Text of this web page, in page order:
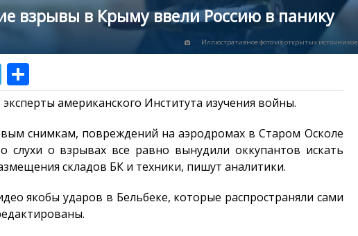
взрывы в Крыму ввели Россию в панику
Иллюстративное фото из открытых источников
американского Института изучения войны.
снимкам, повреждений на аэродромах в Старом Осколе
слухи о взрывах все равно вынудили оккупантов искать
складов БК и техники, пишут аналитики.
якобы ударов в Бельбеке, которые распространяли сами